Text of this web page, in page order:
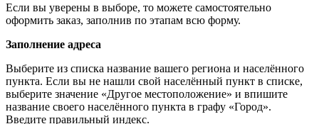
Если вы уверены в выборе, то можете самостоятельно
оформить заказ, заполнив по этапам всю форму.
Заполнение адреса
Выберите из списка название вашего региона и населённого
пункта. Если вы не нашли свой населённый пункт в списке,
выберите значение «Другое местоположение» и впишите
название своего населённого пункта в графу «Город».
Введите правильный индекс.